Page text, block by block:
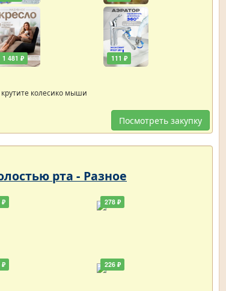
1 481 ₽ 111 ₽
колесико мыши
Посмотреть закупку
рта - Разное
₽
₽
278 ₽
226 ₽